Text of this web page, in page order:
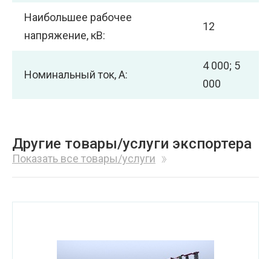
Наибольшее рабочее
напряжение, кВ:
12
Номинальный ток, А:
4 000; 5
000
Другие товары/услуги экспортера
Показать все товары/услуги